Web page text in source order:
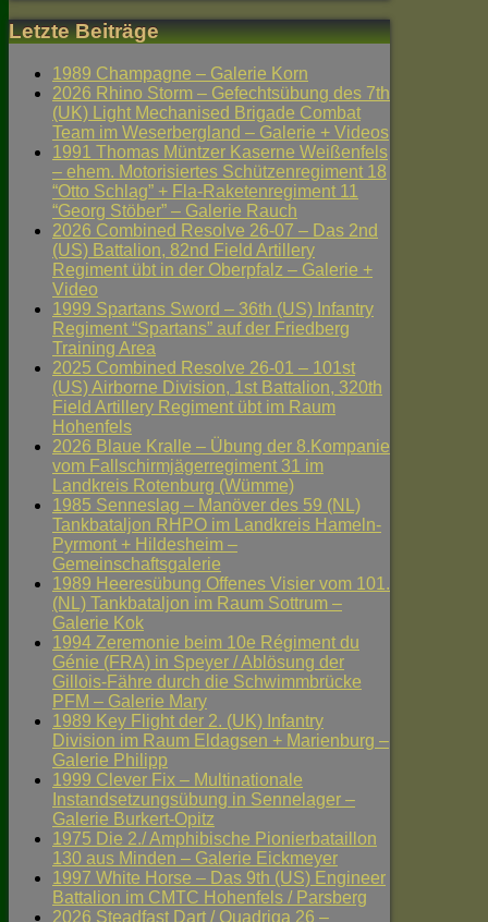
Letzte Beiträge
1989 Champagne – Galerie Korn
2026 Rhino Storm – Gefechtsübung des 7th
(UK) Light Mechanised Brigade Combat
Team im Weserbergland – Galerie + Videos
1991 Thomas Müntzer Kaserne Weißenfels
– ehem. Motorisiertes Schützenregiment 18
“Otto Schlag” + Fla-Raketenregiment 11
“Georg Stöber” – Galerie Rauch
2026 Combined Resolve 26-07 – Das 2nd
(US) Battalion, 82nd Field Artillery
Regiment übt in der Oberpfalz – Galerie +
Video
1999 Spartans Sword – 36th (US) Infantry
Regiment “Spartans” auf der Friedberg
Training Area
2025 Combined Resolve 26-01 – 101st
(US) Airborne Division, 1st Battalion, 320th
Field Artillery Regiment übt im Raum
Hohenfels
2026 Blaue Kralle – Übung der 8.Kompanie
vom Fallschirmjägerregiment 31 im
Landkreis Rotenburg (Wümme)
1985 Senneslag – Manöver des 59 (NL)
Tankbataljon RHPO im Landkreis Hameln-
Pyrmont + Hildesheim –
Gemeinschaftsgalerie
1989 Heeresübung Offenes Visier vom 101.
(NL) Tankbataljon im Raum Sottrum –
Galerie Kok
1994 Zeremonie beim 10e Régiment du
Génie (FRA) in Speyer / Ablösung der
Gillois-Fähre durch die Schwimmbrücke
PFM – Galerie Mary
1989 Key Flight der 2. (UK) Infantry
Division im Raum Eldagsen + Marienburg –
Galerie Philipp
1999 Clever Fix – Multinationale
Instandsetzungsübung in Sennelager –
Galerie Burkert-Opitz
1975 Die 2./ Amphibische Pionierbataillon
130 aus Minden – Galerie Eickmeyer
1997 White Horse – Das 9th (US) Engineer
Battalion im CMTC Hohenfels / Parsberg
2026 Steadfast Dart / Quadriga 26 –